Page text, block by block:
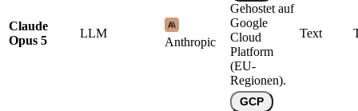
Claude
Opus 5
LLM
Anthropic
Gehostet auf
Google
Cloud
Platform
(EU-
Regionen).
Text
GCP